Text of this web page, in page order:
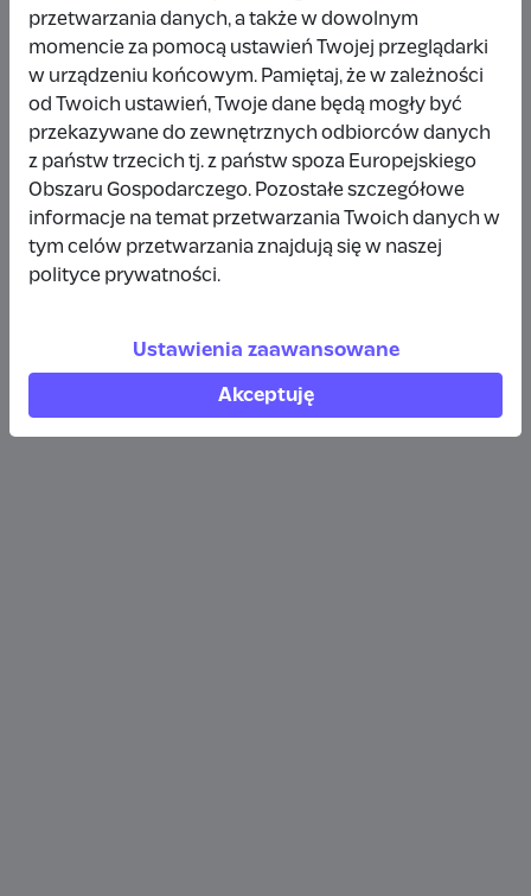
Wpłata anonimowa
10 zł rok temu
Wpłata anonimowa
10 zł rok temu
Wpłata anonimowa
Zobacz więcej
przetwarzania danych, a także w dowolnym
momencie za pomocą ustawień Twojej przeglądarki
w urządzeniu końcowym. Pamiętaj, że w zależności
od Twoich ustawień, Twoje dane będą mogły być
przekazywane do zewnętrznych odbiorców danych
z państw trzecich tj. z państw spoza Europejskiego
Obszaru Gospodarczego. Pozostałe szczegółowe
informacje na temat przetwarzania Twoich danych w
tym celów przetwarzania znajdują się w naszej
polityce prywatności.
Ustawienia zaawansowane
Akceptuję